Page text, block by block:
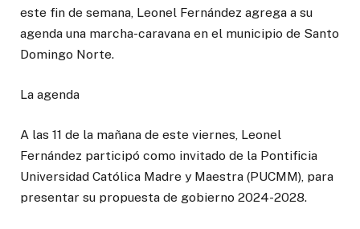
este fin de semana, Leonel Fernández agrega a su
agenda una marcha-caravana en el municipio de Santo
Domingo Norte.
La agenda
A las 11 de la mañana de este viernes, Leonel
Fernández participó como invitado de la Pontificia
Universidad Católica Madre y Maestra (PUCMM), para
presentar su propuesta de gobierno 2024-2028.